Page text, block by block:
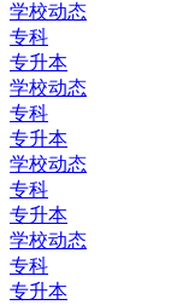
学校动态
专科
专升本
学校动态
专科
专升本
学校动态
专科
专升本
学校动态
专科
专升本